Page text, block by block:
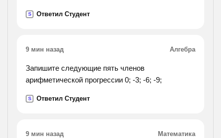
S Ответил Студент
9 мин назад Алгебра
Запишите следующие пять членов
арифметической прогрессии 0; -3; -6; -9;
S Ответил Студент
9 мин назад Математика